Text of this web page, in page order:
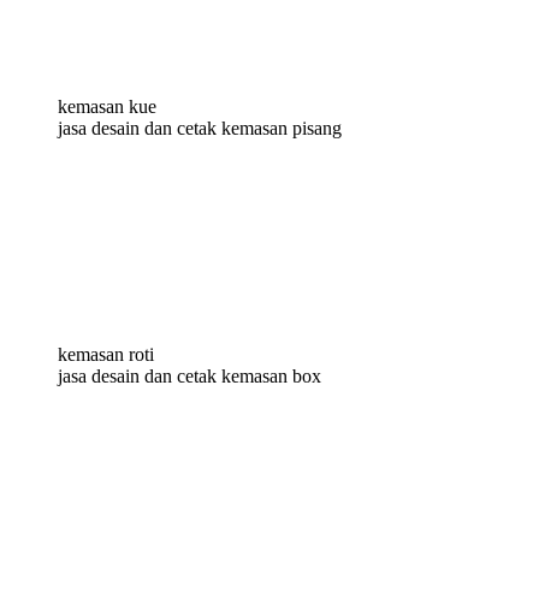
kemasan kue
jasa desain dan cetak kemasan pisang
kemasan roti
jasa desain dan cetak kemasan box